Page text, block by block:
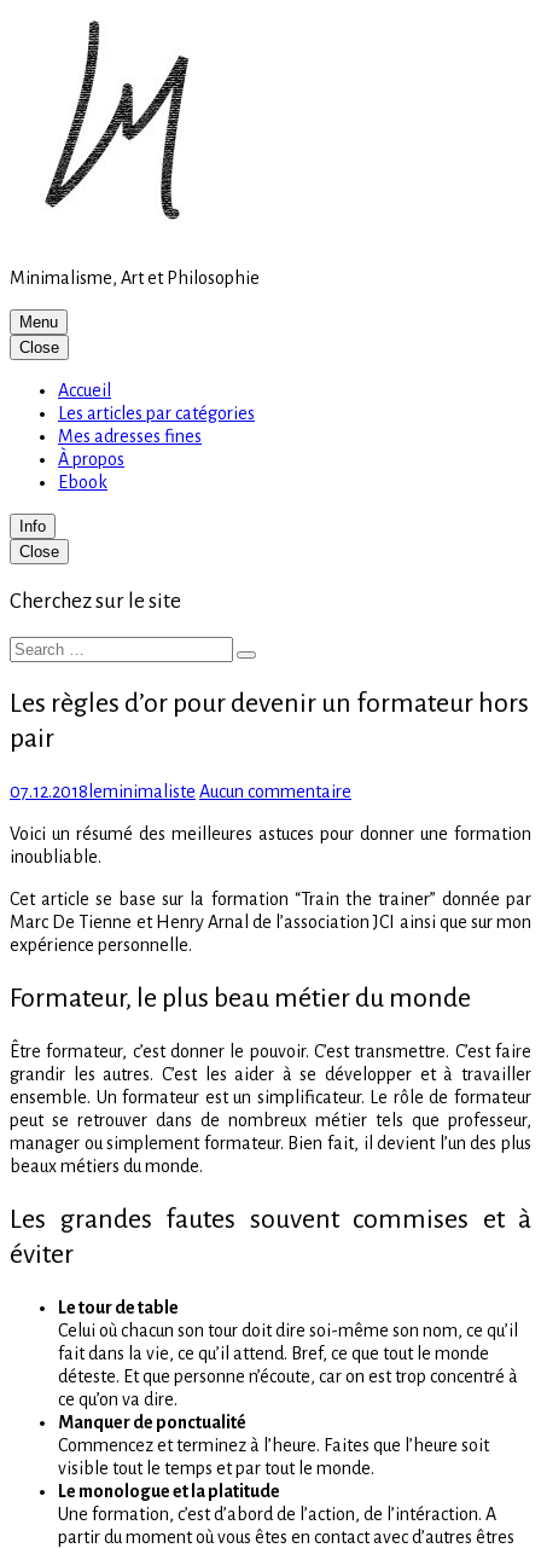
Minimalisme, Art et Philosophie
Menu
Close
Accueil
Les articles par catégories
Mes adresses fines
À propos
Ebook
Info
Primary
Sidebar
Close
Cherchez sur le site
Search
Search
Les règles d’or pour devenir un formateur hors
pair
Posted
07.12.2018 Author
leminimaliste Aucun commentaire
règles
devenir
un
pair
Voici un résumé des meilleures astuces pour donner une formation
inoubliable.
Cet article se base sur la formation “Train the trainer” donnée par
Marc De Tienne et Henry Arnal de l’association JCI ainsi que sur mon
expérience personnelle.
Formateur, le plus beau métier du monde
Être formateur, c’est donner le pouvoir. C’est transmettre. C’est faire
grandir les autres. C’est les aider à se développer et à travailler
ensemble. Un formateur est un simplificateur. Le rôle de formateur
peut se retrouver dans de nombreux métier tels que professeur,
manager ou simplement formateur. Bien fait, il devient l’un des plus
beaux métiers du monde.
Les grandes fautes souvent commises et à
éviter
Le tour de table
Celui où chacun son tour doit dire soi-même son nom, ce qu’il
fait dans la vie, ce qu’il attend. Bref, ce que tout le monde
déteste. Et que personne n’écoute, car on est trop concentré à
ce qu’on va dire.
Manquer de ponctualité
Commencez et terminez à l’heure. Faites que l’heure soit
visible tout le temps et par tout le monde.
Le monologue et la platitude
Une formation, c’est d’abord de l’action, de l’intéraction. A
partir du moment où vous êtes en contact avec d’autres êtres